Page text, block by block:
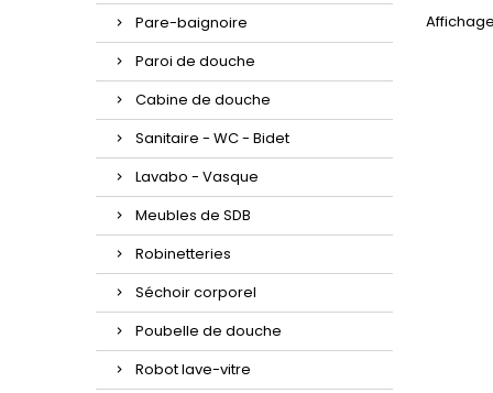
Pare-baignoire
Paroi de douche
Cabine de douche
Sanitaire - WC - Bidet
Lavabo - Vasque
Meubles de SDB
Robinetteries
Séchoir corporel
Poubelle de douche
Robot lave-vitre